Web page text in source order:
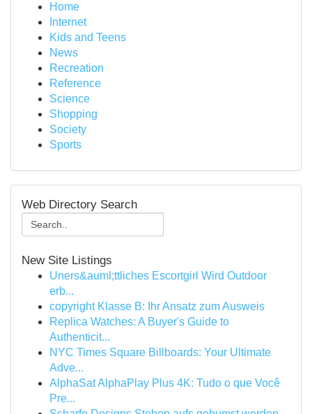
Home
Internet
Kids and Teens
News
Recreation
Reference
Science
Shopping
Society
Sports
Web Directory Search
New Site Listings
Uners&auml;ttliches Escortgirl Wird Outdoor
erb...
copyright Klasse B: Ihr Ansatz zum Ausweis
Replica Watches: A Buyer's Guide to
Authenticit...
NYC Times Square Billboards: Your Ultimate
Adve...
AlphaSat AlphaPlay Plus 4K: Tudo o que Você
Pre...